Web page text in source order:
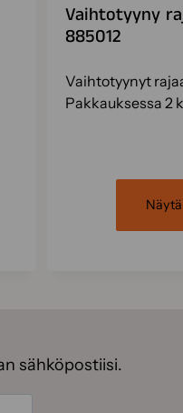
Vaihtotyyny
885012
Vaihtotyynyt
Pakkauksessa 2
sähköpostiisi.